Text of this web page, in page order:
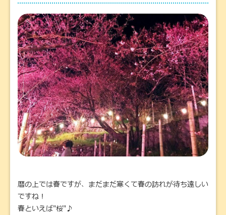
暦の上では春ですが、まだまだ寒くて春の訪れが待ち遠しい
ですね！
春といえば"桜"♪